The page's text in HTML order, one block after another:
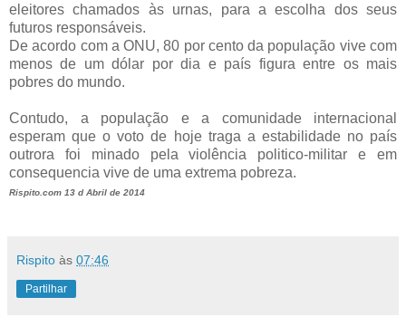
eleitores chamados às urnas, para a escolha dos seus
futuros responsáveis.
De acordo com a ONU, 80 por cento da população vive com
menos de um dólar por dia e país figura entre os mais
pobres do mundo.
Contudo, a população e a comunidade internacional
esperam que o voto de hoje traga a estabilidade no país
outrora foi minado pela violência politico-militar e em
consequencia vive de uma extrema pobreza.
Rispito.com 13 d Abril de 2014
Rispito às 07:46
Partilhar